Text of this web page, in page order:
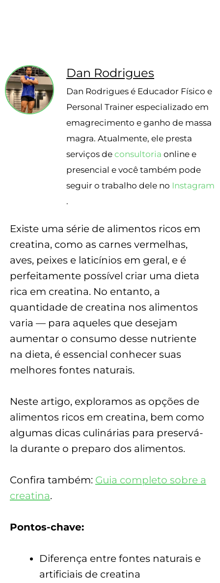
Dan Rodrigues
Dan Rodrigues é Educador Físico e
Personal Trainer especializado em
emagrecimento e ganho de massa
magra. Atualmente, ele presta
serviços de consultoria online e
presencial e você também pode
seguir o trabalho dele no Instagram
.
Existe uma série de alimentos ricos em
creatina, como as carnes vermelhas,
aves, peixes e laticínios em geral, e é
perfeitamente possível criar uma dieta
rica em creatina. No entanto, a
quantidade de creatina nos alimentos
varia — para aqueles que desejam
aumentar o consumo desse nutriente
na dieta, é essencial conhecer suas
melhores fontes naturais.
Neste artigo, exploramos as opções de
alimentos ricos em creatina, bem como
algumas dicas culinárias para preservá-
la durante o preparo dos alimentos.
Confira também: Guia completo sobre a
creatina.
Pontos-chave:
Diferença entre fontes naturais e
artificiais de creatina